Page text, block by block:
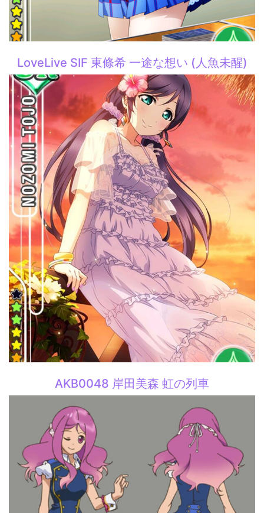
LoveLive SIF 東條希 一途な想い (人魚未醒)
AKB0048 岸田美森 虹の列車